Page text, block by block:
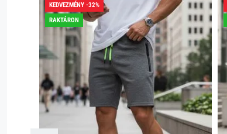
KEDVEZMÉNY -32%
RAKTÁRON